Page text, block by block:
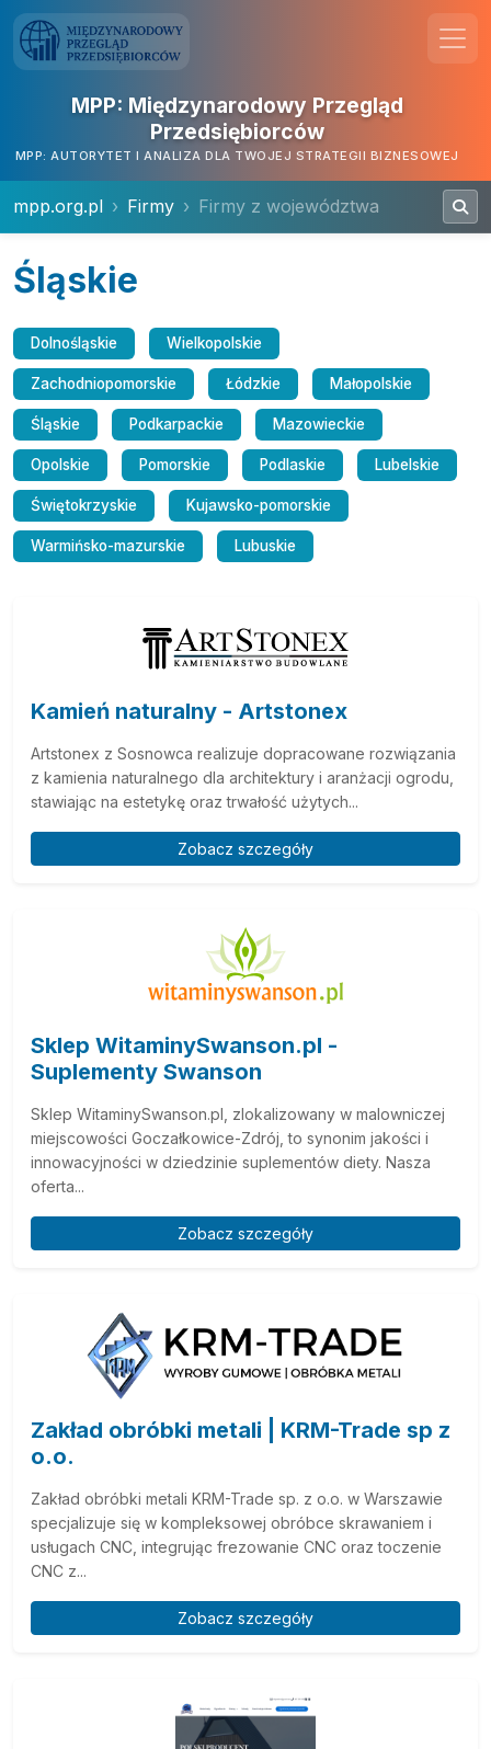
MPP: Międzynarodowy Przegląd
Przedsiębiorców
MPP: AUTORYTET I ANALIZA DLA TWOJEJ STRATEGII BIZNESOWEJ
mpp.org.pl Firmy Firmy z województwa
Śląskie
Dolnośląskie Wielkopolskie
Zachodniopomorskie Łódzkie Małopolskie
Śląskie Podkarpackie Mazowieckie
Opolskie Pomorskie Podlaskie Lubelskie
Świętokrzyskie Kujawsko-pomorskie
Warmińsko-mazurskie Lubuskie
Kamień naturalny - Artstonex
Artstonex z Sosnowca realizuje dopracowane rozwiązania
z kamienia naturalnego dla architektury i aranżacji ogrodu,
stawiając na estetykę oraz trwałość użytych...
Zobacz szczegóły
Sklep WitaminySwanson.pl -
Suplementy Swanson
Sklep WitaminySwanson.pl, zlokalizowany w malowniczej
miejscowości Goczałkowice-Zdrój, to synonim jakości i
innowacyjności w dziedzinie suplementów diety. Nasza
oferta...
Zobacz szczegóły
Zakład obróbki metali | KRM-Trade sp z
o.o.
Zakład obróbki metali KRM-Trade sp. z o.o. w Warszawie
specjalizuje się w kompleksowej obróbce skrawaniem i
usługach CNC, integrując frezowanie CNC oraz toczenie
CNC z...
Zobacz szczegóły